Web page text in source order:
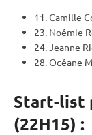
11. Camille
23. Noémie
24. Jeanne
28. Océane
Start-list
(22H15) :